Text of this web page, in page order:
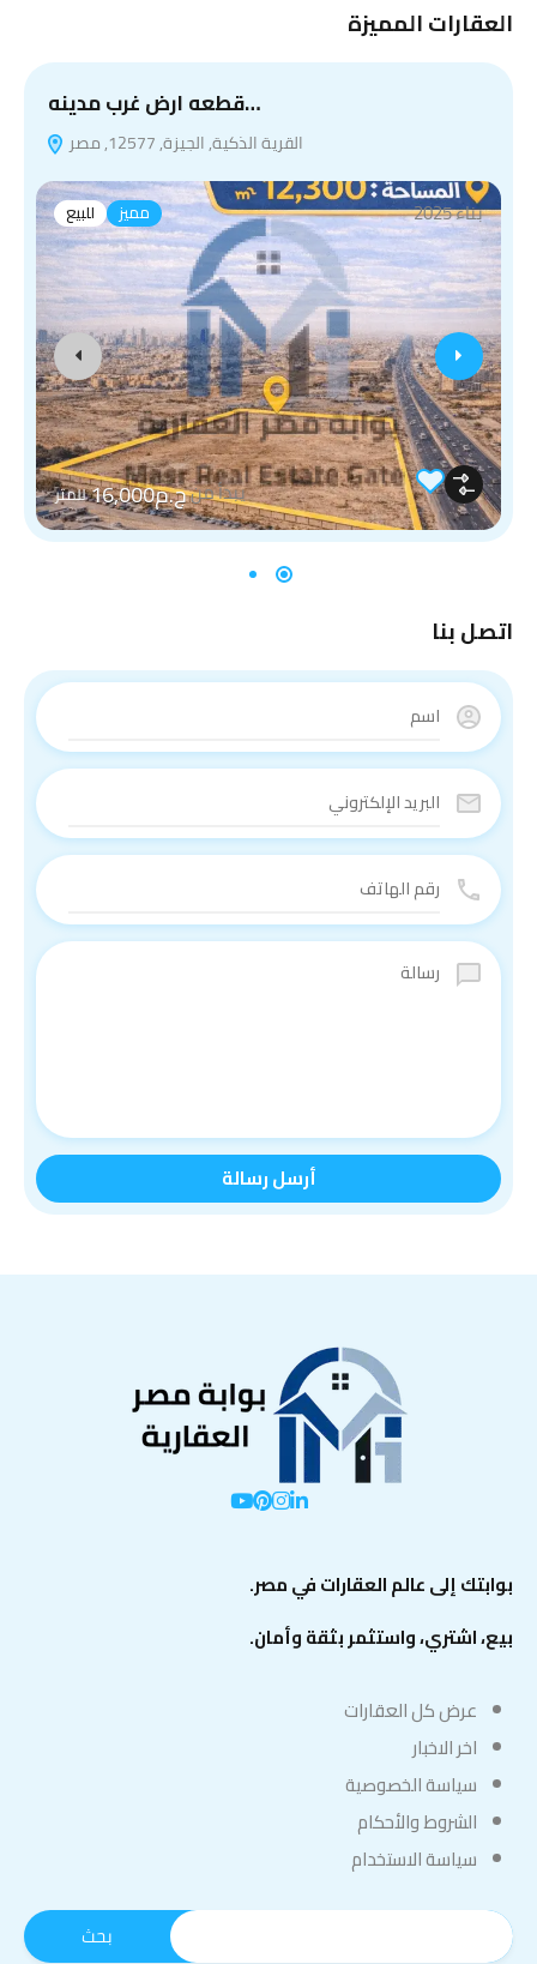
العقارات المميزة
قطعه ارض غرب مدينه…
القرية الذكية, الجيزة, 12577, مصر
للبيع مميز بناء 2025
يبدأ منج.م16,000 للمتر
اتصل بنا
بوابتك إلى عالم العقارات في مصر.
بيع، اشتري، واستثمر بثقة وأمان.
عرض كل العقارات
اخر الاخبار
سياسة الخصوصية
الشروط والأحكام
سياسة الاستخدام